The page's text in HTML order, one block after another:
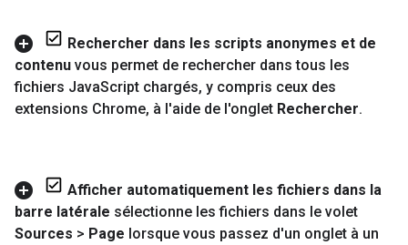
Rechercher dans les scripts anonymes et de
contenu vous permet de rechercher dans tous les
fichiers JavaScript chargés, y compris ceux des
extensions Chrome, à l'aide de l'onglet Rechercher.
Afficher automatiquement les fichiers dans la
barre latérale sélectionne les fichiers dans le volet
Sources > Page lorsque vous passez d'un onglet à un